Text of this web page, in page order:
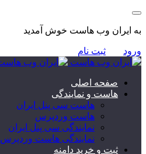
به ایران وب هاست خوش آمدید
ورود ثبت نام
صفحه اصلی
هاست و نمایندگی
هاست سی پنل ایران
هاست وردپرس
نمایندگی سی پنل ایران
نمایندگی هاست وردپرس
ثبت و خرید دامنه